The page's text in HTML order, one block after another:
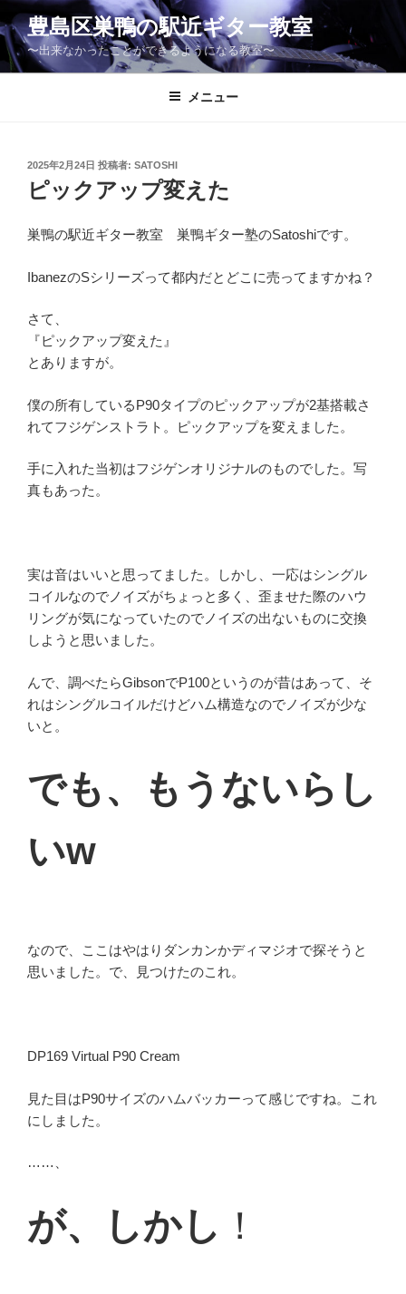
ン
テ
ン
豊島区巣鴨の駅近ギター教室
〜出来なかったことができるようになる教室〜
メニュー
投
稿
日:
2025年2月24日 投稿者: SATOSHI
ピックアップ変えた
巣鴨の駅近ギター教室 巣鴨ギター塾のSatoshiです。
IbanezのSシリーズって都内だとどこに売ってますかね？
さて、
『ピックアップ変えた』
とありますが。
僕の所有しているP90タイプのピックアップが2基搭載さ
れてフジゲンストラト。ピックアップを変えました。
手に入れた当初はフジゲンオリジナルのものでした。写
真もあった。
実は音はいいと思ってました。しかし、一応はシングル
コイルなのでノイズがちょっと多く、歪ませた際のハウ
リングが気になっていたのでノイズの出ないものに交換
しようと思いました。
んで、調べたらGibsonでP100というのが昔はあって、そ
れはシングルコイルだけどハム構造なのでノイズが少な
いと。
でも、もうないらし
いw
なので、ここはやはりダンカンかディマジオで探そうと
思いました。で、見つけたのこれ。
DP169 Virtual P90 Cream
見た目はP90サイズのハムバッカーって感じですね。これ
にしました。
……、
が、しかし ！